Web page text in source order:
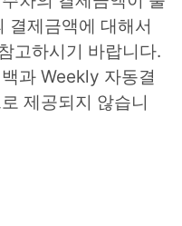
결제금액에 대해서
고하시기 바랍니다.
과 Weekly 자동결
제공되지 않습니